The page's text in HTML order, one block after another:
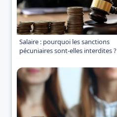
Salaire : pourquoi les sanctions
pécuniaires sont-elles interdites ?